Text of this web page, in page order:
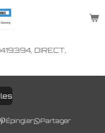
DIRECT,
Épingler Partager